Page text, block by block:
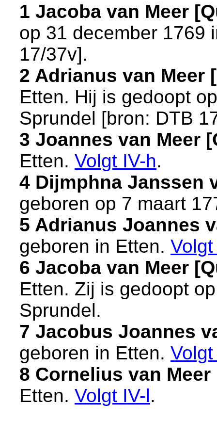
1 Jacoba van Meer
op 31 december 1769
17/37v].
2 Adrianus van Meer
Etten. Hij is gedoopt
Sprundel [bron: DTB
3 Joannes van Meer
Etten. Volgt IV-h.
4 Dijmphna Janssen
geboren op 7 maart
5 Adrianus Joannes
geboren in Etten.
6 Jacoba van Meer
Etten. Zij is gedoopt
Sprundel.
7 Jacobus Joannes
geboren in Etten.
8 Cornelius van Meer
Etten. Volgt IV-l.